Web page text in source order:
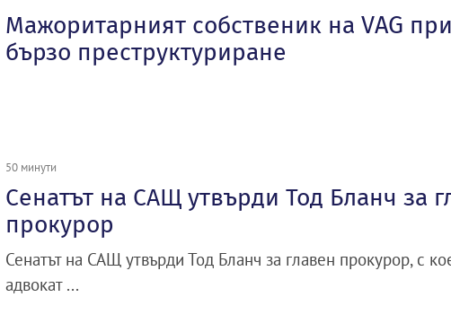
Мажоритарният собственик на VAG
бързо преструктуриране
50 минути
Сенатът на САЩ утвърди Тод Бланч за
прокурор
Сенатът на САЩ утвърди Тод Бланч за главен прокурор, с
адвокат ...